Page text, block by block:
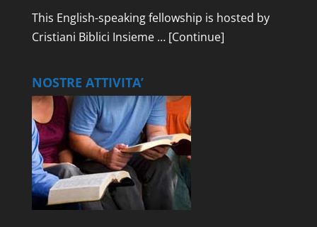
This English-speaking fellowship is hosted by
Cristiani Biblici Insieme … [Continue]
NOSTRE ATTIVITA’